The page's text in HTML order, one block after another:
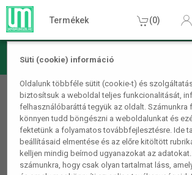
Süti (cookie) információ
Oldalunk többféle sütit (cookie-t) és
biztosítsuk a weboldal teljes funkcionalitását,
felhasználóbaráttá tegyük az oldalt. Számunkra
könnyen tudd böngészni a weboldalunkat és
fektetünk a folyamatos továbbfejlesztésre. Ide
beállításaid elmentése és az előre kitöltött
kelljen mindig beírnod ugyanazokat az
számunkra, hogy csak olyan tartalmat láss,
Termékek (0)
Szépségápolás Sminkek és kiegészítők
kozmetikai táska Pöttyös
Egészségügyi és szépségápolási
elállási jogával kapcsolatosan bővebb
benolvashatsz! Ez a termék
szépségápolási terméknek számít.